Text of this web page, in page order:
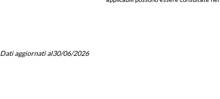
Dati aggiornati al30/06/2026